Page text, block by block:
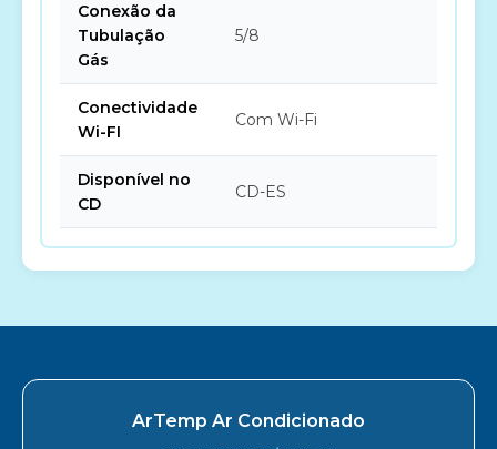
Conexão da
Tubulação
Gás
5/8
Conectividade
Wi-FI
Com Wi-Fi
Disponível no
CD
CD-ES
ArTemp Ar Condicionado